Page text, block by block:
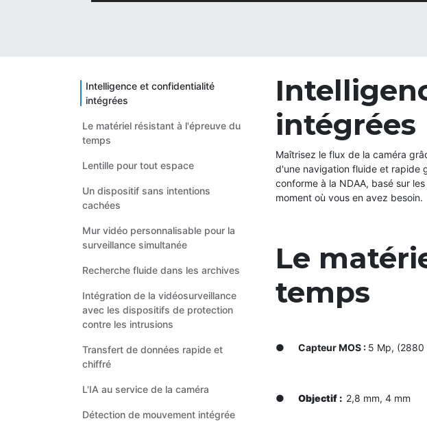
Intelligence et confidentialité
intégrées
Le matériel résistant à l'épreuve du
temps
Lentille pour tout espace
Un dispositif sans intentions
cachées
Mur vidéo personnalisable pour la
surveillance simultanée
Recherche fluide dans les archives
Intégration de la vidéosurveillance
avec les dispositifs de protection
contre les intrusions
Transfert de données rapide et
chiffré
L'IA au service de la caméra
Détection de mouvement intégrée
intégrées
Maîtrisez le flux de la caméra
d'une navigation fluide et rapide
conforme à la NDAA, basé sur
moment où vous en avez besoin.
Le
temps
● Capteur MOS : 5 Mp,
● Objectif : 2,8 mm, 4 mm